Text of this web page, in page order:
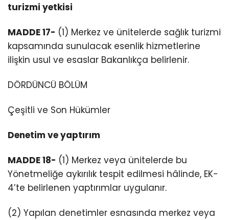
turizmi yetkisi
MADDE 17- (1) Merkez ve ünitelerde sağlık turizmi
kapsamında sunulacak esenlik hizmetlerine
ilişkin usul ve esaslar Bakanlıkça belirlenir.
DÖRDÜNCÜ BÖLÜM
Çeşitli ve Son Hükümler
Denetim ve yaptırım
MADDE 18- (1) Merkez veya ünitelerde bu
Yönetmeliğe aykırılık tespit edilmesi hâlinde, EK-
4’te belirlenen yaptırımlar uygulanır.
(2) Yapılan denetimler esnasında merkez veya